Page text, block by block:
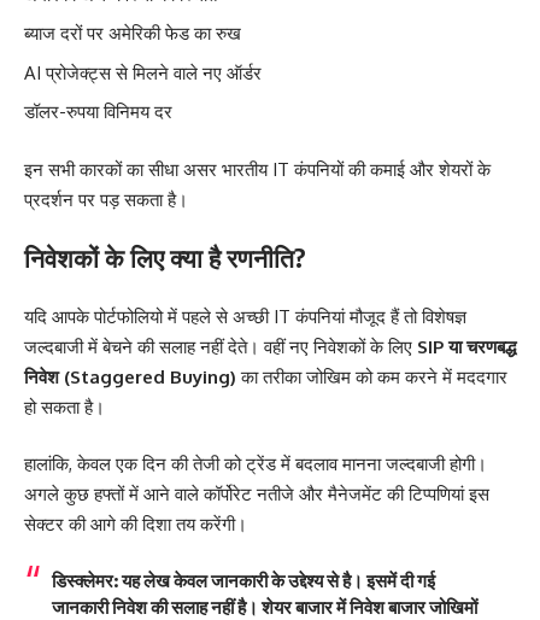
ब्याज दरों पर अमेरिकी फेड का रुख
AI प्रोजेक्ट्स से मिलने वाले नए ऑर्डर
डॉलर-रुपया विनिमय दर
इन सभी कारकों का सीधा असर भारतीय IT कंपनियों की कमाई और शेयरों के
प्रदर्शन पर पड़ सकता है।
निवेशकों के लिए क्या है रणनीति?
यदि आपके पोर्टफोलियो में पहले से अच्छी IT कंपनियां मौजूद हैं तो विशेषज्ञ
जल्दबाजी में बेचने की सलाह नहीं देते। वहीं नए निवेशकों के लिए SIP या चरणबद्ध
निवेश (Staggered Buying) का तरीका जोखिम को कम करने में मददगार
हो सकता है।
हालांकि, केवल एक दिन की तेजी को ट्रेंड में बदलाव मानना जल्दबाजी होगी।
अगले कुछ हफ्तों में आने वाले कॉर्पोरेट नतीजे और मैनेजमेंट की टिप्पणियां इस
सेक्टर की आगे की दिशा तय करेंगी।
डिस्क्लेमर:यह लेख केवल जानकारी के उद्देश्य से है। इसमें दी गई
जानकारी निवेश की सलाह नहीं है। शेयर बाजार में निवेश बाजार जोखिमों